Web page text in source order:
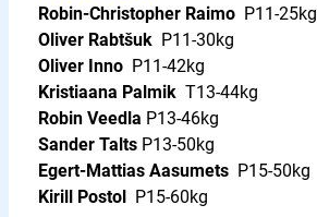
Robin-Christopher RaimoP11-25kg
Oliver RabtšukP11-30kg
Oliver InnoP11-42kg
Kristiaana PalmikT13-44kg
Robin Veedla P13-46kg
Sander TaltsP13-50kg
Egert-Mattias AasumetsP15-50kg
Kirill Postol
P15-60kg